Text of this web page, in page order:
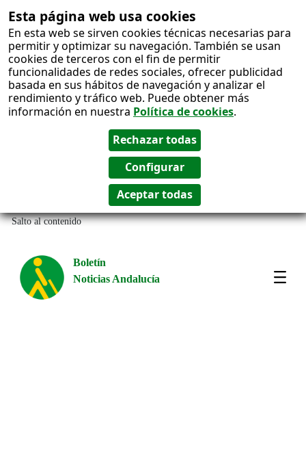
Esta página web usa cookies
En esta web se sirven cookies técnicas necesarias para
permitir y optimizar su navegación. También se usan
cookies de terceros con el fin de permitir
funcionalidades de redes sociales, ofrecer publicidad
basada en sus hábitos de navegación y analizar el
rendimiento y tráfico web. Puede obtener más
información en nuestra Política de cookies.
Salto al contenido
Boletín
Noticias Andalucía